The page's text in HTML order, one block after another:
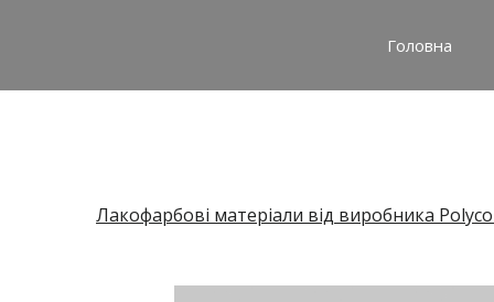
Головна
Лакофарбові матеріали від виробника